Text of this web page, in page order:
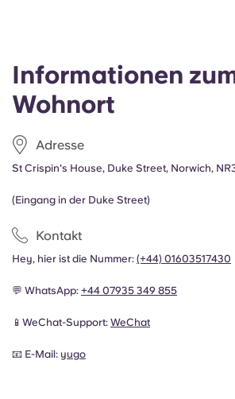
Informationen
Wohnort
Adresse
St Crispin's House, Duke Street, Norwich,
(Eingang in der Duke Street)
Kontakt
Hey, hier ist die Nummer: (+44) 01603517430
💬 WhatsApp: +44 07935 349 855
📱WeChat-Support: WeChat
📧 E-Mail: yugo